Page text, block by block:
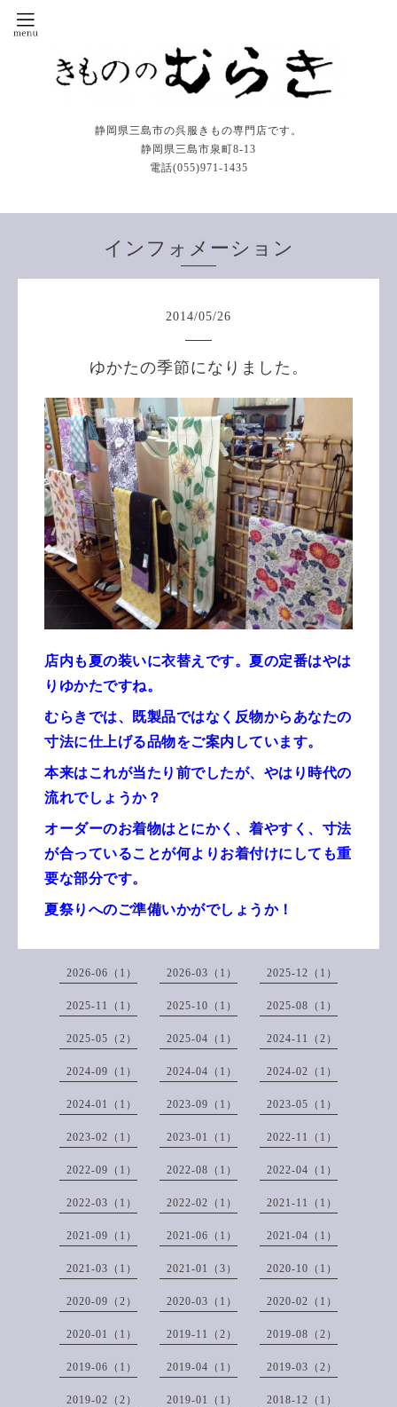
静岡県三島市の呉服きもの専門店です。
静岡県三島市泉町8-13
電話(055)971-1435
インフォメーション
2014/05/26
ゆかたの季節になりました。
店内も夏の装いに衣替えです。夏の定番はやは
りゆかたですね。
むらきでは、既製品ではなく反物からあなたの
寸法に仕上げる品物をご案内しています。
本来はこれが当たり前でしたが、やはり時代の
流れでしょうか？
オーダーのお着物はとにかく、着やすく、寸法
が合っていることが何よりお着付けにしても重
要な部分です。
夏祭りへのご準備いかがでしょうか！
2026-06（1） 2026-03（1） 2025-12（1）
2025-11（1） 2025-10（1） 2025-08（1）
2025-05（2） 2025-04（1） 2024-11（2）
2024-09（1） 2024-04（1） 2024-02（1）
2024-01（1） 2023-09（1） 2023-05（1）
2023-02（1） 2023-01（1） 2022-11（1）
2022-09（1） 2022-08（1） 2022-04（1）
2022-03（1） 2022-02（1） 2021-11（1）
2021-09（1） 2021-06（1） 2021-04（1）
2021-03（1） 2021-01（3） 2020-10（1）
2020-09（2） 2020-03（1） 2020-02（1）
2020-01（1） 2019-11（2） 2019-08（2）
2019-06（1） 2019-04（1） 2019-03（2）
2019-02（2） 2019-01（1） 2018-12（1）